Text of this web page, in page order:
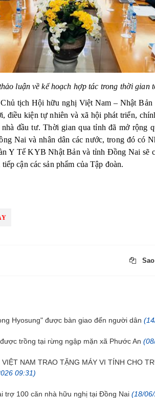
luận về kế hoạch hợp tác trong thời gian
tịch Hội hữu nghị Việt Nam – Nhật Bản
điều kiện tự nhiên và xã hội phát triển,
đầu tư. Thời gian qua tỉnh đã mở rộng
Nai và nhân dân các nước, trong đó có
Y Tế KYB Nhật Bản và tỉnh Đồng Nai sẽ
cận các sản phẩm của Tập đoàn.
Hyosung" được bàn giao đến người dân
trồng tại rừng ngập mặn xã Phước An
NAM TRAO TẶNG MÁY VI TÍNH CHO
09:31)
trợ 100 căn nhà hữu nghị tại Đồng Nai (18/